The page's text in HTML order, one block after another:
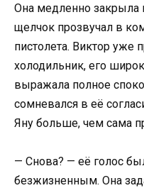
Она медленно закрыла
щелчок прозвучал в
пистолета. Виктор
холодильник, его
выражала полное
сомневался в её
Яну больше, чем сама
— Снова? — её голос
безжизненным. Она